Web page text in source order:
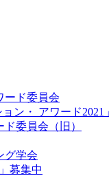
ン・ アワード2021
委員会（旧）
募集中